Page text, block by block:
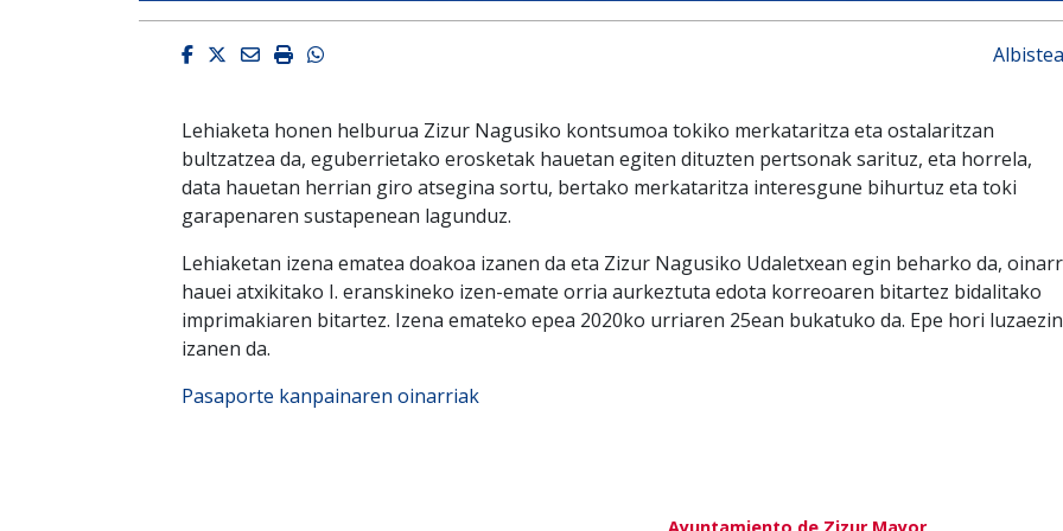
Facebook
Twitter
EmailImprimirWhatsapp
Lehiaketa honen helburua Zizur Nagusiko kontsumoa tokiko merkataritza eta ostalaritzan
bultzatzea da, eguberrietako erosketak hauetan egiten dituzten pertsonak sarituz, eta horrela,
data hauetan herrian giro atsegina sortu, bertako merkataritza interesgune bihurtuz eta toki
garapenaren sustapenean lagunduz.
Lehiaketan izena ematea doakoa izanen da eta Zizur Nagusiko Udaletxean egin beharko da,
hauei atxikitako I. eranskineko izen-emate orria aurkeztuta edota korreoaren bitartez bidalitako
imprimakiaren bitartez. Izena emateko epea 2020ko urriaren 25ean bukatuko da. Epe hori
izanen da.
Pasaporte kanpainaren oinarriak